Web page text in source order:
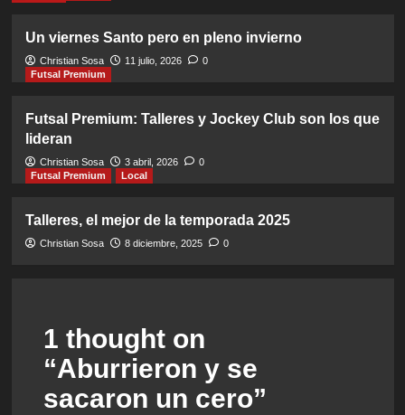
Un viernes Santo pero en pleno invierno
Christian Sosa 11 julio, 2026
0
Futsal Premium
Futsal Premium: Talleres y Jockey Club son los que
lideran
Christian Sosa 3 abril, 2026
0
Futsal Premium
Local
Talleres, el mejor de la temporada 2025
Christian Sosa 8 diciembre, 2025 0
1 thought on
“Aburrieron y se
sacaron un cero”